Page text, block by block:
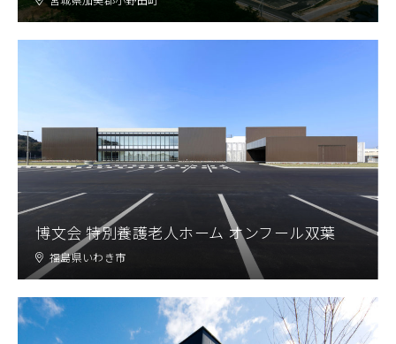
博文会 特別養護老人ホーム オンフール双葉
福島県いわき市